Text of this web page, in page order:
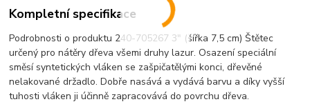
Kompletní specifikace
Podrobnosti o produktu 240-705267 3" (šířka 7,5 cm) Štětec
určený pro nátěry dřeva všemi druhy lazur. Osazení speciální
směsí syntetických vláken se zašpičatělými konci, dřevěné
nelakované držadlo. Dobře nasává a vydává barvu a díky vyšší
tuhosti vláken ji účinně zapracovává do povrchu dřeva.